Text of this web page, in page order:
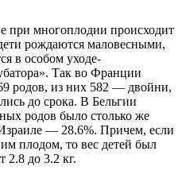
при многоплодии происходит
рождаются маловесными,
в особом уходе-
Так во Франции
родов, из них 582 — двойни,
до срока. В Бельгии
родов было столько же
— 28.6%. Причем, если
плодом, то вес детей был
до 3.2 кг.